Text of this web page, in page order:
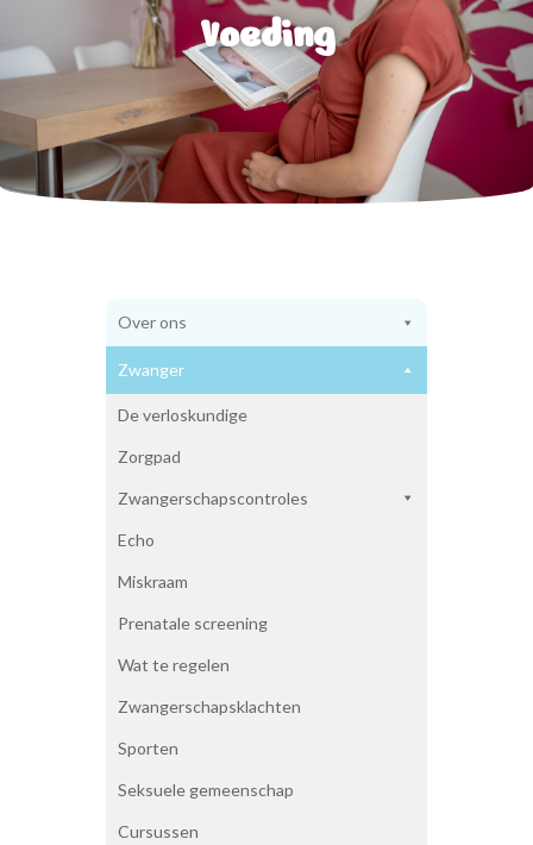
Van maand tot maand
Tarieven
Echo's
Bevallen
Wanneer bellen?
Weeën
Baringshoudingen
Geboorteplan
Baby en huisdieren
Over ons
Waarom een kleine praktijk?
Contact
Voeding
Over ons
Zwanger
De verloskundige
Zorgpad
Zwangerschapscontroles
Echo
Miskraam
Prenatale screening
Wat te regelen
Zwangerschapsklachten
Sporten
Seksuele gemeenschap
Cursussen